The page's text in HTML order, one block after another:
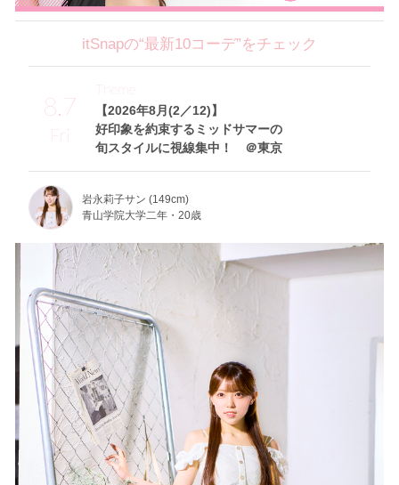
itSnapの“最新10コーデ”をチェック
8.7
Fri
【2026年8月(2／12)】
好印象を約束するミッドサマーの
旬スタイルに視線集中！ ＠東京
Theme
岩永莉子サン (149cm)
青山学院大学二年・20歳